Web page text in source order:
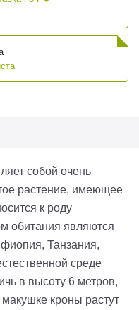
собой очень
растение, имеющее
к роду
обитания являются
Танзания,
среде
в высоту 6 метров,
кроны растут